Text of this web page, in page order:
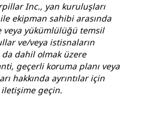
Inc., yan kuruluşları
ekipman sahibi arasında
yükümlülüğü temsil
ve/veya istisnaların
da dahil olmak üzere
geçerli koruma planı veya
hakkında ayrıntılar için
geçin.